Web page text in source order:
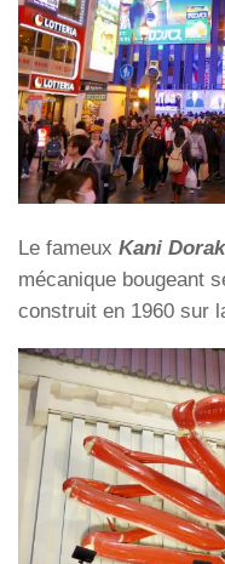
Le fameux Kani
mécanique bougeant
construit en 1960 sur